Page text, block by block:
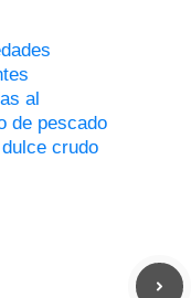
al
de pescado
crudo